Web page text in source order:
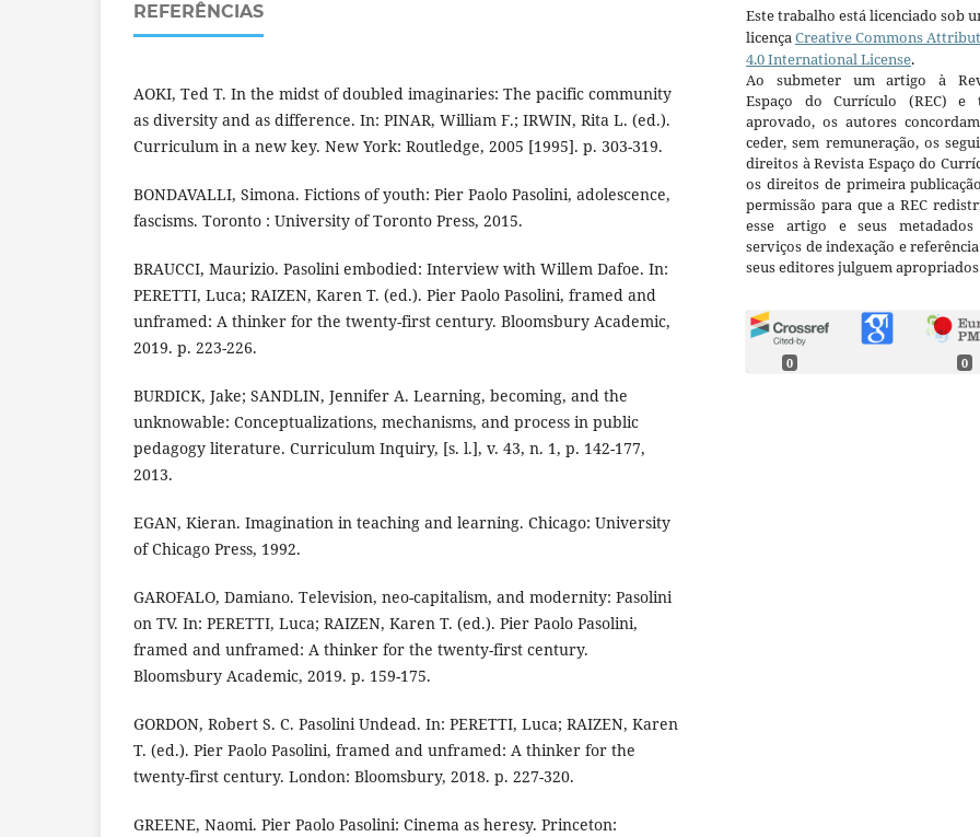
REFERÊNCIAS
AOKI, Ted T. In the midst of doubled imaginaries: The pacific community
as diversity and as difference. In: PINAR, William F.; IRWIN, Rita L. (ed.).
Curriculum in a new key. New York: Routledge, 2005 [1995]. p. 303-319.
BONDAVALLI, Simona. Fictions of youth: Pier Paolo Pasolini, adolescence,
fascisms. Toronto : University of Toronto Press, 2015.
BRAUCCI, Maurizio. Pasolini embodied: Interview with Willem Dafoe. In:
PERETTI, Luca; RAIZEN, Karen T. (ed.). Pier Paolo Pasolini, framed and
unframed: A thinker for the twenty-first century. Bloomsbury Academic,
2019. p. 223-226.
BURDICK, Jake; SANDLIN, Jennifer A. Learning, becoming, and the
unknowable: Conceptualizations, mechanisms, and process in public
pedagogy literature. Curriculum Inquiry, [s. l.], v. 43, n. 1, p. 142-177,
2013.
EGAN, Kieran. Imagination in teaching and learning. Chicago: University
of Chicago Press, 1992.
GAROFALO, Damiano. Television, neo-capitalism, and modernity: Pasolini
on TV. In: PERETTI, Luca; RAIZEN, Karen T. (ed.). Pier Paolo Pasolini,
framed and unframed: A thinker for the twenty-first century.
Bloomsbury Academic, 2019. p. 159-175.
GORDON, Robert S. C. Pasolini Undead. In: PERETTI, Luca; RAIZEN, Karen
T. (ed.). Pier Paolo Pasolini, framed and unframed: A thinker for the
twenty-first century. London: Bloomsbury, 2018. p. 227-320.
GREENE, Naomi. Pier Paolo Pasolini: Cinema as heresy. Princeton:
Este trabalho está licenciado sob
licençaCreative Commons
4.0 International License.
Ao submeter um artigo à
Espaço do Currículo (REC) e
aprovado, os autores
ceder, sem remuneração, os
direitos à Revista Espaço do
os direitos de primeira
permissão para que a REC
esse artigo e seus metadados
serviços de indexação e
seus editores julguem
0 0